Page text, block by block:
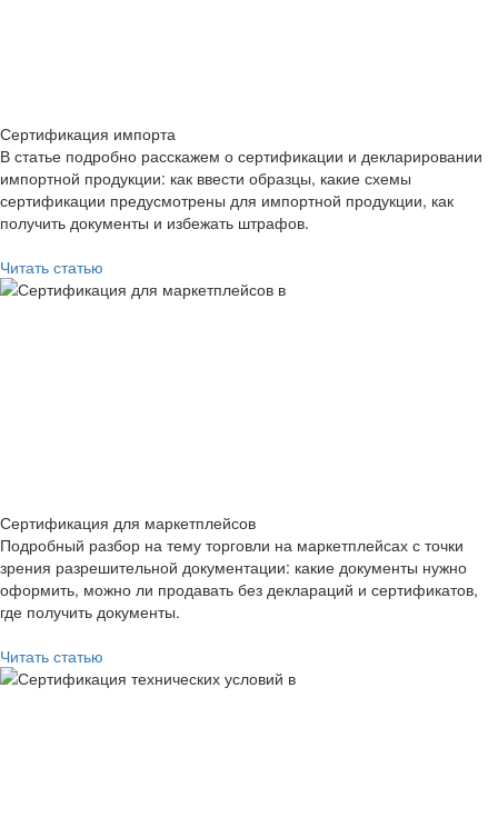
Сертификация импорта
В статье подробно расскажем о сертификации и декларировании
импортной продукции: как ввести образцы, какие схемы
сертификации предусмотрены для импортной продукции, как
получить документы и избежать штрафов.
Читать статью
Сертификация для маркетплейсов
Подробный разбор на тему торговли на маркетплейсах с точки
зрения разрешительной документации: какие документы нужно
оформить, можно ли продавать без деклараций и сертификатов,
где получить документы.
Читать статью